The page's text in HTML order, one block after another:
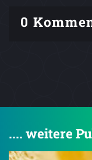
0
.... weitere